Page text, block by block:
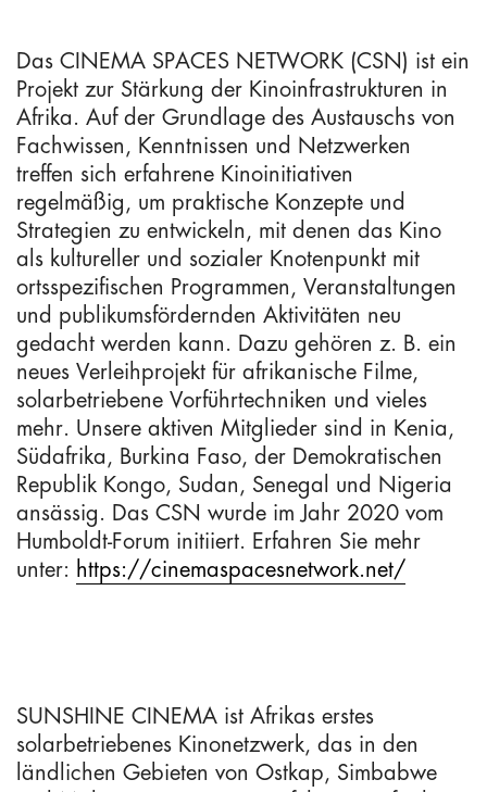
Das CINEMA SPACES NETWORK (CSN) ist ein
Projekt zur Stärkung der Kinoinfrastrukturen in
Afrika. Auf der Grundlage des Austauschs von
Fachwissen, Kenntnissen und Netzwerken
treffen sich erfahrene Kinoinitiativen
regelmäßig, um praktische Konzepte und
Strategien zu entwickeln, mit denen das Kino
als kultureller und sozialer Knotenpunkt mit
ortsspezifischen Programmen, Veranstaltungen
und publikumsfördernden Aktivitäten neu
gedacht werden kann. Dazu gehören z. B. ein
neues Verleihprojekt für afrikanische Filme,
solarbetriebene Vorführtechniken und vieles
mehr. Unsere aktiven Mitglieder sind in Kenia,
Südafrika, Burkina Faso, der Demokratischen
Republik Kongo, Sudan, Senegal und Nigeria
ansässig. Das CSN wurde im Jahr 2020 vom
Humboldt-Forum initiiert. Erfahren Sie mehr
unter: https://cinemaspacesnetwork.net/
SUNSHINE CINEMA ist Afrikas erstes
solarbetriebenes Kinonetzwerk, das in den
ländlichen Gebieten von Ostkap, Simbabwe